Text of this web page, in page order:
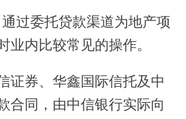
过委托贷款渠道为地产项
业内比较常见的操作。
证券、华鑫国际信托及中
合同，由中信银行实际向